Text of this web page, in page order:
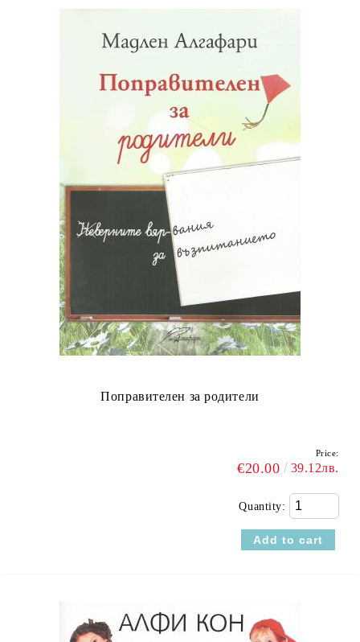
Поправителен за родители
Price:
€20.00 39.12лв.
Quantity: